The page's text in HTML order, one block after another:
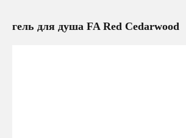
гель для душа FA Red Cedarwood